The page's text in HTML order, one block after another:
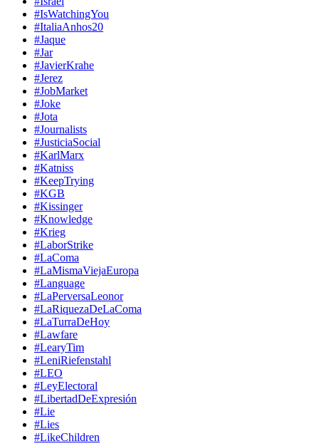
#IsWatchingYou
#ItaliaAnhos20
#Jaque
#Jar
#JavierKrahe
#Jerez
#JobMarket
#Joke
#Jota
#Journalists
#JusticiaSocial
#KarlMarx
#Katniss
#KeepTrying
#KGB
#Kissinger
#Knowledge
#Krieg
#LaborStrike
#LaComa
#LaMismaViejaEuropa
#Language
#LaPerversaLeonor
#LaRiquezaDeLaComa
#LaTurraDeHoy
#Lawfare
#LearyTim
#LeniRiefenstahl
#LEO
#LeyElectoral
#LibertadDeExpresión
#Lie
#Lies
#LikeChildren